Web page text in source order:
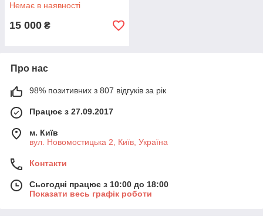
Немає в наявності
15 000 ₴
Про нас
98% позитивних з 807 відгуків за рік
Працює з 27.09.2017
м. Київ
вул. Новомостицька 2, Київ, Україна
Контакти
Сьогодні працює з 10:00 до 18:00
Показати весь графік роботи